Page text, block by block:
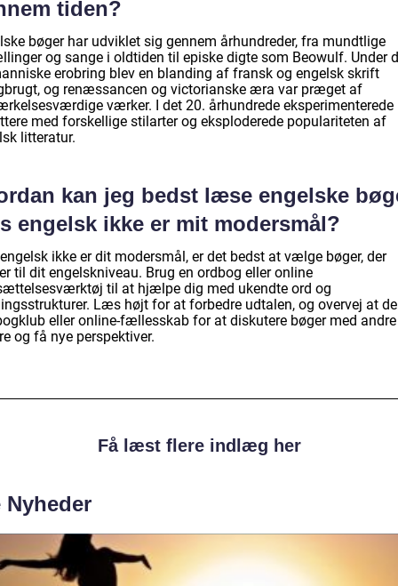
tiden?
bøger har udviklet sig gennem århundreder, fra mundtlige
og sange i oldtiden til episke digte som Beowulf. Under
erobring blev en blanding af fransk og engelsk skrift
og renæssancen og victorianske æra var præget af
værker. I det 20. århundrede eksperimenterede
med forskellige stilarter og eksploderede populariteten af
litteratur.
kan jeg bedst læse engelske
engelsk ikke er mit modersmål?
ikke er dit modersmål, er det bedst at vælge bøger, der
til dit engelskniveau. Brug en ordbog eller online
til at hjælpe dig med ukendte ord og
Læs højt for at forbedre udtalen, og overvej at
eller online-fællesskab for at diskutere bøger med andre
og få nye perspektiver.
Få læst flere indlæg her
Nyheder